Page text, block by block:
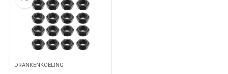
DRANKENKOELING